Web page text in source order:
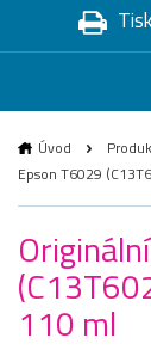
Úvod
Epson T6029
110 ml